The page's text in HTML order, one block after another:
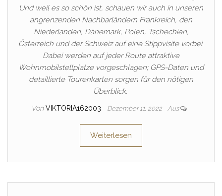
Und weil es so schön ist, schauen wir auch in unseren
angrenzenden Nachbarländern Frankreich, den
Niederlanden, Dänemark, Polen, Tschechien,
Österreich und der Schweiz auf eine Stippvisite vorbei.
Dabei werden auf jeder Route attraktive
Wohnmobilstellplätze vorgeschlagen; GPS-Daten und
detaillierte Tourenkarten sorgen für den nötigen
Überblick.
Von VIKTORIA162003 Dezember 11, 2022 Aus
Weiterlesen